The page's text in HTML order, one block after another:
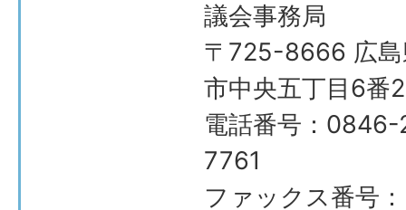
議会事務局
〒725-8666 広島
市中央五丁目6番
電話番号：
7761
ファックス番号：